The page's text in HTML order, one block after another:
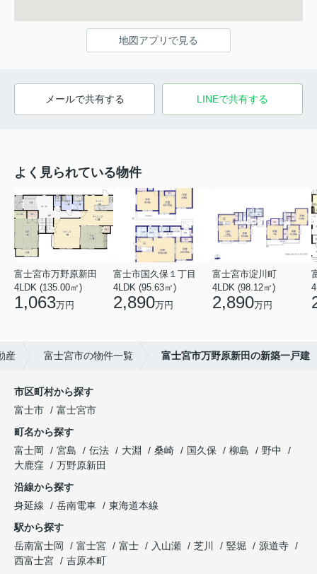
地図アプリで見る
メールで共有する LINEで共有する
よく見られている物件
富士宮市万野原新田
4LDK (135.00㎡)
1,063万円
富士市国久保１丁目
4LDK (95.63㎡)
2,890万円
富士宮市淀川町
4LDK (98.12㎡)
2,890万円
産 富士宮市の物件一覧 富士宮市万野原新田の新築一戸建
市区町村から探す
富士市
富士宮市
町名から探す
富士岡
宮島 伝法 大淵 桑崎 国久保 柳島
野中
大鹿窪
万野原新田
沿線から探す
身延線
岳南電車
東海道本線
駅から探す
岳南富士岡
富士宮 富士 入山瀬 芝川 竪堀
源道寺
西富士宮
吉原本町